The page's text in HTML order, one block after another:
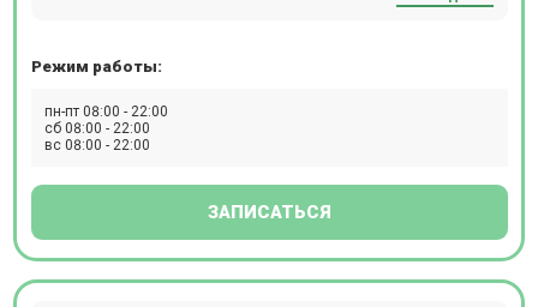
максимальным объемом пациента 117 см. В центре есть
контрастированием.
Режим работы:
пн-пт 08:00 - 22:00
сб 08:00 - 22:00
вс 08:00 - 22:00
ЗАПИСАТЬСЯ